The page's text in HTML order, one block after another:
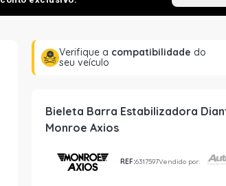
Verifique a compatibilidade do
seu veículo
Bieleta Barra Estabilizadora
Monroe Axios
REF:6317597Vendido por: